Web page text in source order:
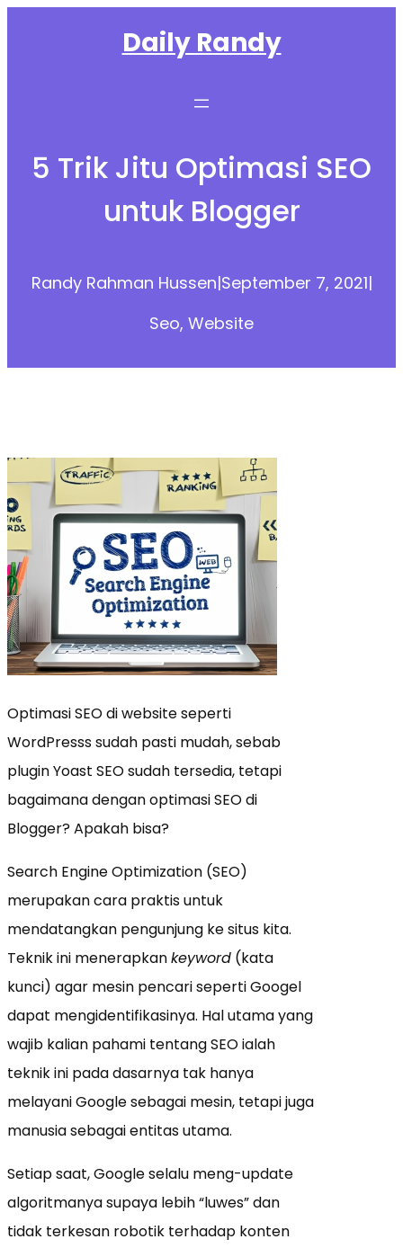
Daily Randy
5 Trik Jitu Optimasi SEO
untuk Blogger
Randy Rahman Hussen|September 7, 2021|
Seo, Website
Optimasi SEO di website seperti
WordPresss sudah pasti mudah, sebab
plugin Yoast SEO sudah tersedia, tetapi
bagaimana dengan optimasi SEO di
Blogger? Apakah bisa?
Search Engine Optimization (SEO)
merupakan cara praktis untuk
mendatangkan pengunjung ke situs kita.
Teknik ini menerapkankeyword (kata
kunci) agar mesin pencari seperti Googel
dapat mengidentifikasinya. Hal utama yang
wajib kalian pahami tentang SEO ialah
teknik ini pada dasarnya tak hanya
melayani Google sebagai mesin, tetapi juga
manusia sebagai entitas utama.
Setiap saat, Google selalu meng-update
algoritmanya supaya lebih “luwes” dan
tidak terkesan robotik terhadap konten